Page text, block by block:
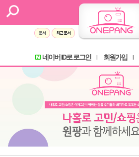
문서 최근 문서
네이버 ID로 로그인 회원가입